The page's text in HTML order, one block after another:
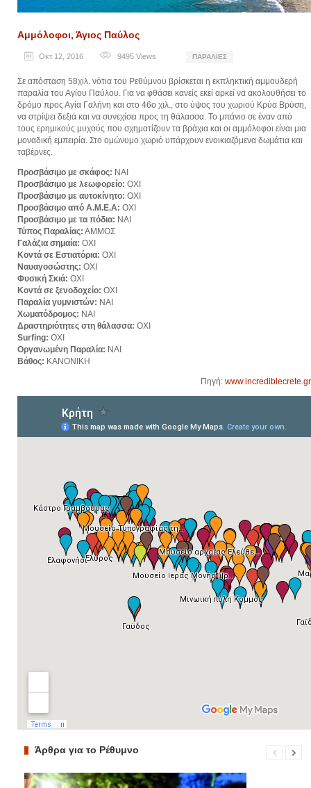
Αμμόλοφοι, Άγιος Παύλος
Οκτ 12, 2016 9495 Views ΠΑΡΑΛΊΕΣ
Σε απόσταση 58χιλ. νότια του Ρεθύμνου βρίσκεται η εκπληκτική αμμουδερή
παραλία του Αγίου Παύλου. Για να φθάσει κανείς εκεί αρκεί να ακολουθήσει το
δρόμο προς Αγία Γαλήνη και στο 46ο χιλ., στο ύψος του χωριού Κρύα Βρύση,
να στρίψει δεξιά και να συνεχίσει προς τη θάλασσα. Το μπάνιο σε έναν από
τους ερημικούς μυχούς που σχηματίζουν τα βράχια και οι αμμόλοφοι είναι μια
μοναδική εμπειρία. Στο ομώνυμο χωριό υπάρχουν ενοικιαζόμενα δωμάτια και
ταβέρνες.
Προσβάσιμο με σκάφος: ΝΑΙ
Προσβάσιμο με λεωφορείο: ΟΧΙ
Προσβάσιμο με αυτοκίνητο: ΟΧΙ
Προσβάσιμο από Α.Μ.Ε.Α: ΟΧΙ
Προσβάσιμο με τα πόδια: ΝΑΙ
Τύπος Παραλίας: ΑΜΜΟΣ
Γαλάζια σημαία: ΟΧΙ
Κοντά σε Εστιατόρια: ΟΧΙ
Ναυαγοσώστης: ΟΧΙ
Φυσική Σκιά: ΟΧΙ
Κοντά σε ξενοδοχείο: ΟΧΙ
Παραλία γυμνιστών: ΝΑΙ
Χωματόδρομος: ΝΑΙ
Δραστηριότητες στη θάλασσα: ΟΧΙ
Surfing: ΟΧΙ
Οργανωμένη Παραλία: ΝΑΙ
Βάθος: ΚΑΝΟΝΙΚΗ
Πηγή: www.incrediblecrete.gr
Άρθρα για το Ρέθυμνο